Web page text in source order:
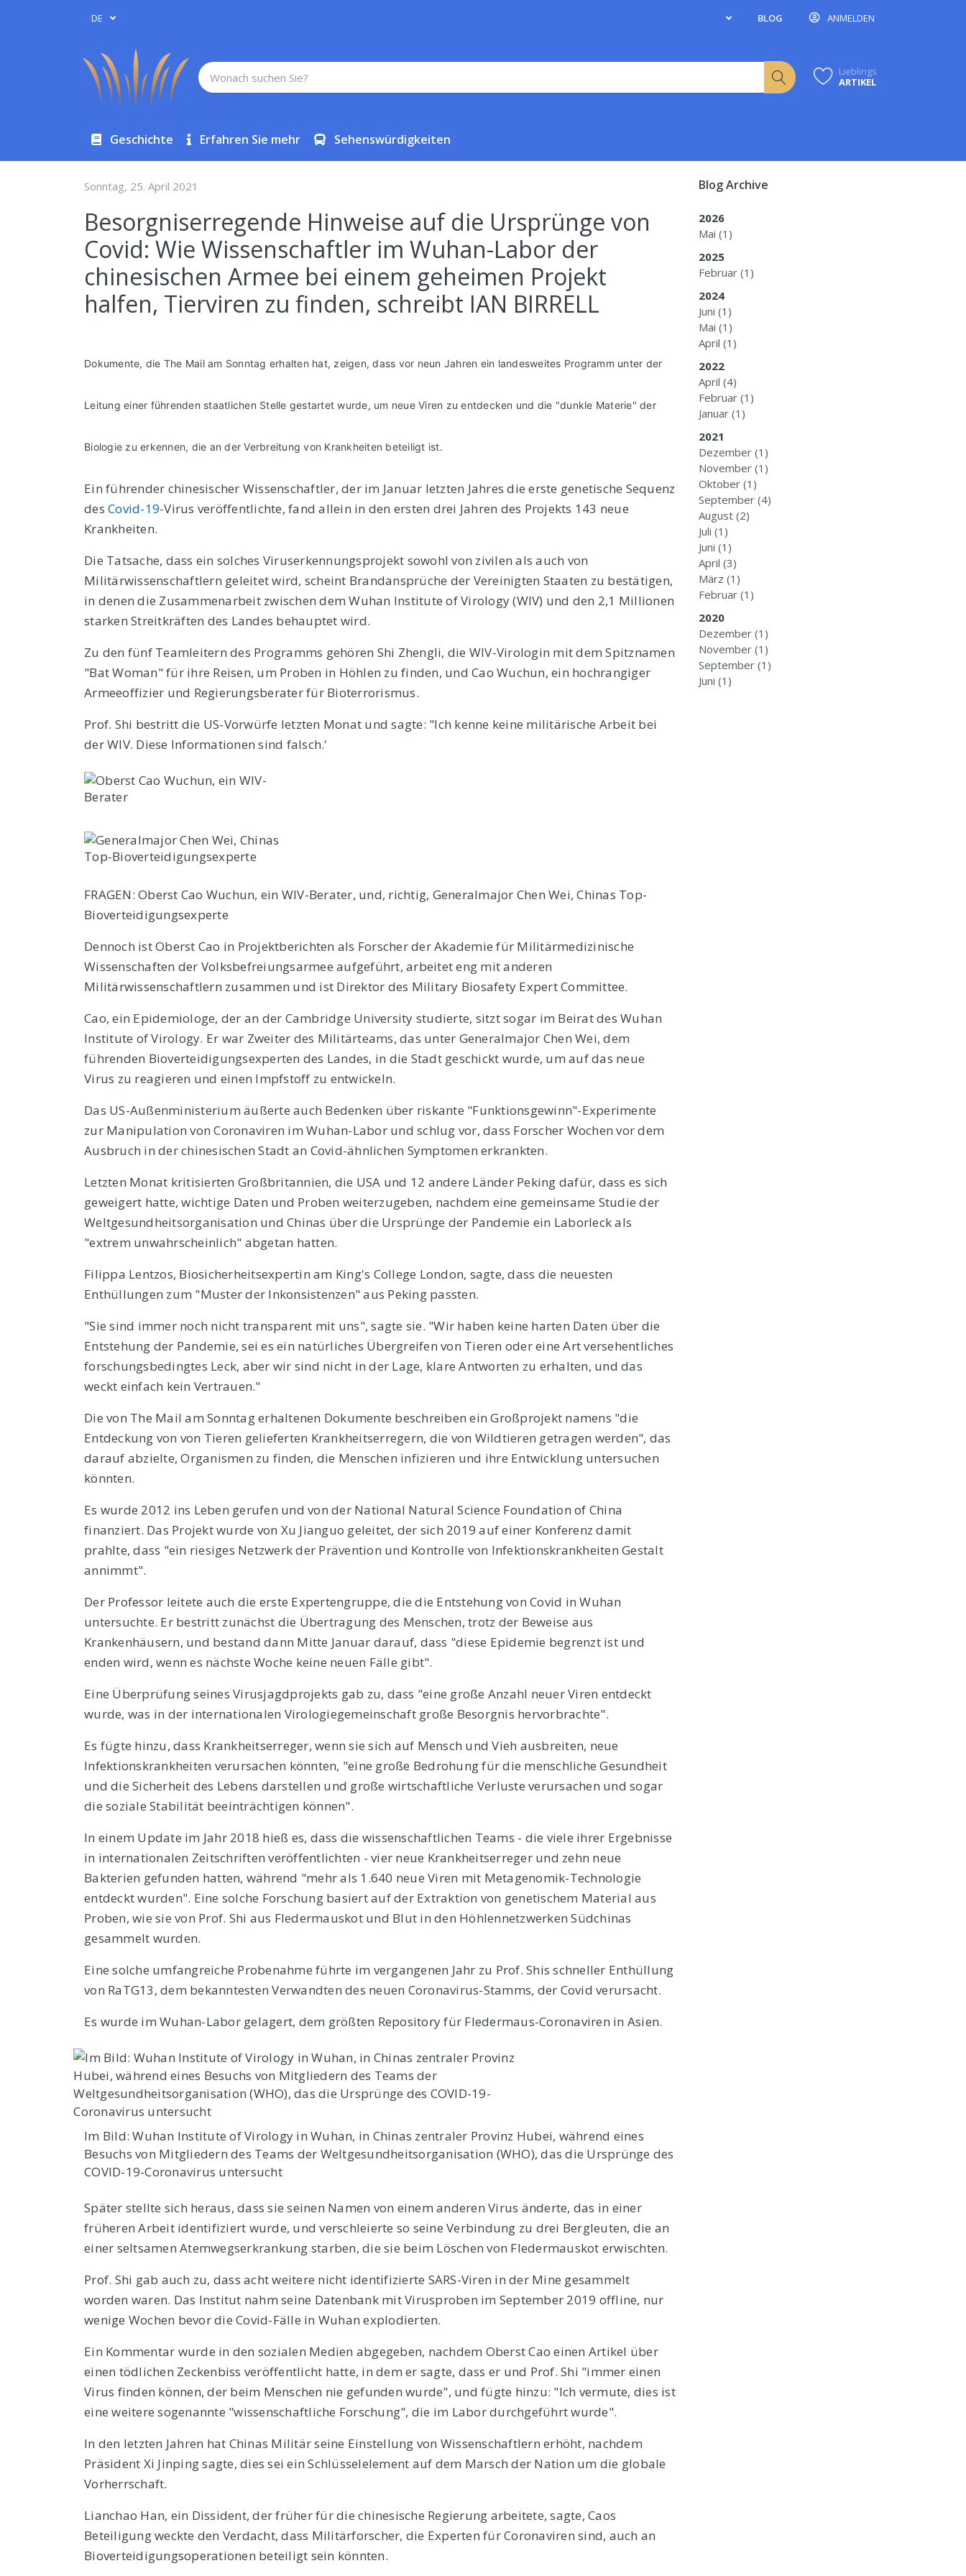
DE BLOG ANMELDEN
Lieblings
ARTIKEL
Geschichte Erfahren Sie mehr Sehenswürdigkeiten
Sonntag, 25. April 2021
Besorgniserregende Hinweise auf die Ursprünge von
Covid: Wie Wissenschaftler im Wuhan-Labor der
chinesischen Armee bei einem geheimen Projekt
halfen, Tierviren zu finden, schreibt IAN BIRRELL
Dokumente, die The Mail am Sonntag erhalten hat, zeigen, dass vor neun Jahren ein landesweites Programm unter der
Leitung einer führenden staatlichen Stelle gestartet wurde, um neue Viren zu entdecken und die "dunkle Materie" der
Biologie zu erkennen, die an der Verbreitung von Krankheiten beteiligt ist.
Ein führender chinesischer Wissenschaftler, der im Januar letzten Jahres die erste genetische Sequenz
des Covid-19-Virus veröffentlichte, fand allein in den ersten drei Jahren des Projekts 143 neue
Krankheiten.
Die Tatsache, dass ein solches Viruserkennungsprojekt sowohl von zivilen als auch von
Militärwissenschaftlern geleitet wird, scheint Brandansprüche der Vereinigten Staaten zu bestätigen,
in denen die Zusammenarbeit zwischen dem Wuhan Institute of Virology (WIV) und den 2,1 Millionen
starken Streitkräften des Landes behauptet wird.
Zu den fünf Teamleitern des Programms gehören Shi Zhengli, die WIV-Virologin mit dem Spitznamen
"Bat Woman" für ihre Reisen, um Proben in Höhlen zu finden, und Cao Wuchun, ein hochrangiger
Armeeoffizier und Regierungsberater für Bioterrorismus.
Prof. Shi bestritt die US-Vorwürfe letzten Monat und sagte: "Ich kenne keine militärische Arbeit bei
der WIV. Diese Informationen sind falsch.'
FRAGEN: Oberst Cao Wuchun, ein WIV-Berater, und, richtig, Generalmajor Chen Wei, Chinas Top-
Bioverteidigungsexperte
Dennoch ist Oberst Cao in Projektberichten als Forscher der Akademie für Militärmedizinische
Wissenschaften der Volksbefreiungsarmee aufgeführt, arbeitet eng mit anderen
Militärwissenschaftlern zusammen und ist Direktor des Military Biosafety Expert Committee.
Cao, ein Epidemiologe, der an der Cambridge University studierte, sitzt sogar im Beirat des Wuhan
Institute of Virology. Er war Zweiter des Militärteams, das unter Generalmajor Chen Wei, dem
führenden Bioverteidigungsexperten des Landes, in die Stadt geschickt wurde, um auf das neue
Virus zu reagieren und einen Impfstoff zu entwickeln.
Das US-Außenministerium äußerte auch Bedenken über riskante "Funktionsgewinn"-Experimente
zur Manipulation von Coronaviren im Wuhan-Labor und schlug vor, dass Forscher Wochen vor dem
Ausbruch in der chinesischen Stadt an Covid-ähnlichen Symptomen erkrankten.
Letzten Monat kritisierten Großbritannien, die USA und 12 andere Länder Peking dafür, dass es sich
geweigert hatte, wichtige Daten und Proben weiterzugeben, nachdem eine gemeinsame Studie der
Weltgesundheitsorganisation und Chinas über die Ursprünge der Pandemie ein Laborleck als
"extrem unwahrscheinlich" abgetan hatten.
Filippa Lentzos, Biosicherheitsexpertin am King's College London, sagte, dass die neuesten
Enthüllungen zum "Muster der Inkonsistenzen" aus Peking passten.
"Sie sind immer noch nicht transparent mit uns", sagte sie. "Wir haben keine harten Daten über die
Entstehung der Pandemie, sei es ein natürliches Übergreifen von Tieren oder eine Art versehentliches
forschungsbedingtes Leck, aber wir sind nicht in der Lage, klare Antworten zu erhalten, und das
weckt einfach kein Vertrauen."
Die von The Mail am Sonntag erhaltenen Dokumente beschreiben ein Großprojekt namens "die
Entdeckung von von Tieren gelieferten Krankheitserregern, die von Wildtieren getragen werden", das
darauf abzielte, Organismen zu finden, die Menschen infizieren und ihre Entwicklung untersuchen
könnten.
Es wurde 2012 ins Leben gerufen und von der National Natural Science Foundation of China
finanziert. Das Projekt wurde von Xu Jianguo geleitet, der sich 2019 auf einer Konferenz damit
prahlte, dass "ein riesiges Netzwerk der Prävention und Kontrolle von Infektionskrankheiten Gestalt
annimmt".
Der Professor leitete auch die erste Expertengruppe, die die Entstehung von Covid in Wuhan
untersuchte. Er bestritt zunächst die Übertragung des Menschen, trotz der Beweise aus
Krankenhäusern, und bestand dann Mitte Januar darauf, dass "diese Epidemie begrenzt ist und
enden wird, wenn es nächste Woche keine neuen Fälle gibt".
Eine Überprüfung seines Virusjagdprojekts gab zu, dass "eine große Anzahl neuer Viren entdeckt
wurde, was in der internationalen Virologiegemeinschaft große Besorgnis hervorbrachte".
Es fügte hinzu, dass Krankheitserreger, wenn sie sich auf Mensch und Vieh ausbreiten, neue
Infektionskrankheiten verursachen könnten, "eine große Bedrohung für die menschliche Gesundheit
und die Sicherheit des Lebens darstellen und große wirtschaftliche Verluste verursachen und sogar
die soziale Stabilität beeinträchtigen können".
In einem Update im Jahr 2018 hieß es, dass die wissenschaftlichen Teams - die viele ihrer Ergebnisse
in internationalen Zeitschriften veröffentlichten - vier neue Krankheitserreger und zehn neue
Bakterien gefunden hatten, während "mehr als 1.640 neue Viren mit Metagenomik-Technologie
entdeckt wurden". Eine solche Forschung basiert auf der Extraktion von genetischem Material aus
Proben, wie sie von Prof. Shi aus Fledermauskot und Blut in den Höhlennetzwerken Südchinas
gesammelt wurden.
Eine solche umfangreiche Probenahme führte im vergangenen Jahr zu Prof. Shis schneller Enthüllung
von RaTG13, dem bekanntesten Verwandten des neuen Coronavirus-Stamms, der Covid verursacht.
Es wurde im Wuhan-Labor gelagert, dem größten Repository für Fledermaus-Coronaviren in Asien.
Im Bild: Wuhan Institute of Virology in Wuhan, in Chinas zentraler Provinz Hubei, während eines
Besuchs von Mitgliedern des Teams der Weltgesundheitsorganisation (WHO), das die Ursprünge des
COVID-19-Coronavirus untersucht
Später stellte sich heraus, dass sie seinen Namen von einem anderen Virus änderte, das in einer
früheren Arbeit identifiziert wurde, und verschleierte so seine Verbindung zu drei Bergleuten, die an
einer seltsamen Atemwegserkrankung starben, die sie beim Löschen von Fledermauskot erwischten.
Prof. Shi gab auch zu, dass acht weitere nicht identifizierte SARS-Viren in der Mine gesammelt
worden waren. Das Institut nahm seine Datenbank mit Virusproben im September 2019 offline, nur
wenige Wochen bevor die Covid-Fälle in Wuhan explodierten.
Ein Kommentar wurde in den sozialen Medien abgegeben, nachdem Oberst Cao einen Artikel über
einen tödlichen Zeckenbiss veröffentlicht hatte, in dem er sagte, dass er und Prof. Shi "immer einen
Virus finden können, der beim Menschen nie gefunden wurde", und fügte hinzu: "Ich vermute, dies ist
eine weitere sogenannte "wissenschaftliche Forschung", die im Labor durchgeführt wurde".
In den letzten Jahren hat Chinas Militär seine Einstellung von Wissenschaftlern erhöht, nachdem
Präsident Xi Jinping sagte, dies sei ein Schlüsselelement auf dem Marsch der Nation um die globale
Vorherrschaft.
Lianchao Han, ein Dissident, der früher für die chinesische Regierung arbeitete, sagte, Caos
Beteiligung weckte den Verdacht, dass Militärforscher, die Experten für Coronaviren sind, auch an
Bioverteidigungsoperationen beteiligt sein könnten.
Blog Archive
2026
Mai (1)
2025
Februar (1)
2024
Juni (1)
Mai (1)
April (1)
2022
April (4)
Februar (1)
Januar (1)
2021
Dezember (1)
November (1)
Oktober (1)
September (4)
August (2)
Juli (1)
Juni (1)
April (3)
März (1)
Februar (1)
2020
Dezember (1)
November (1)
September (1)
Juni (1)